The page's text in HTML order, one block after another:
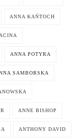
ANNA KAŃTOCH
ANNA POTYRA
SAMBORSKA
ANNE BISHOP
ANTHONY DAVID